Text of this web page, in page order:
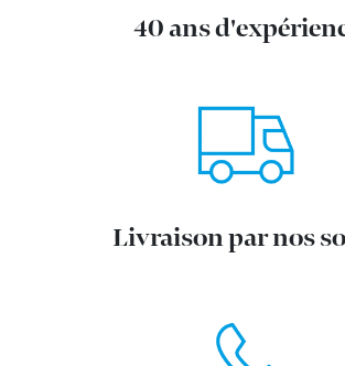
40 ans
Livraison par nos